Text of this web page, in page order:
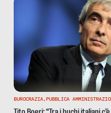
BUROCRAZIA,PUBBLICA